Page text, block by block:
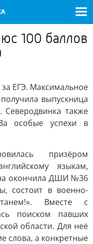
100 баллов
ЕГЭ. Максимальное
выпускница
также
особые успехи в
призёром
языкам,
окончила ДШИ №36
состоит в военно-
Вместе с
поиском павших
области. Для неё
слова, а конкретные